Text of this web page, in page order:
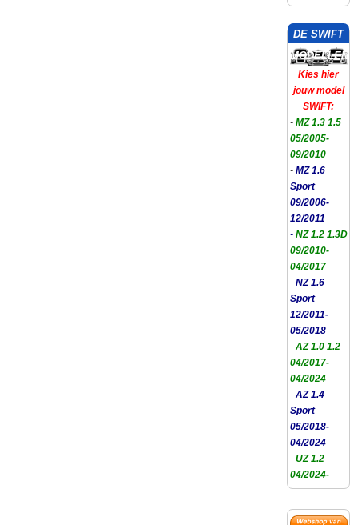
DE SWIFT
MODELLEN
Kies hier
jouw model
SWIFT:
- MZ 1.3 1.5
05/2005-
09/2010
- MZ 1.6
Sport
09/2006-
12/2011
- NZ 1.2 1.3D
09/2010-
04/2017
- NZ 1.6
Sport
12/2011-
05/2018
- AZ 1.0 1.2
04/2017-
04/2024
- AZ 1.4
Sport
05/2018-
04/2024
- UZ 1.2
04/2024-